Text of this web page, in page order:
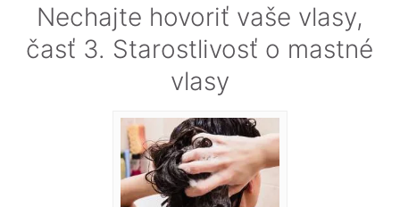
Nechajte hovoriť vaše vlasy,
časť 3. Starostlivosť o mastné
vlasy